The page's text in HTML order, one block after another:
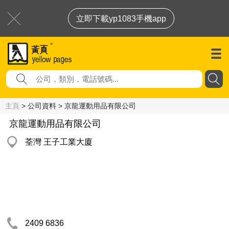
立即下載yp1083手機app
主頁 > 公司資料 > 京龍運動用品有限公司
京龍運動用品有限公司
荃灣 王子工業大廈
2409 6836